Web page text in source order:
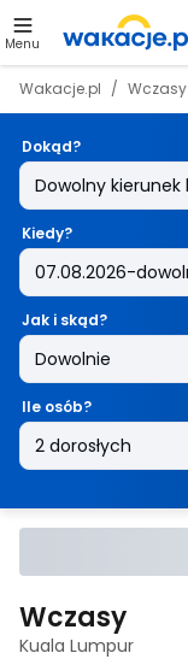
Menu
Wakacje.pl Wczasy
Dokąd?
Kiedy?
Jak i skąd?
Ile osób?
Wczasy
Kuala Lumpur